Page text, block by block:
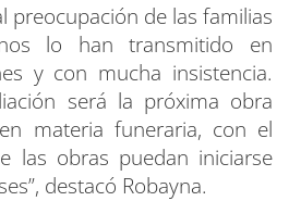
preocupación de las familias
lo han transmitido en
y con mucha insistencia.
será la próxima obra
materia funeraria, con el
las obras puedan iniciarse
destacó Robayna.